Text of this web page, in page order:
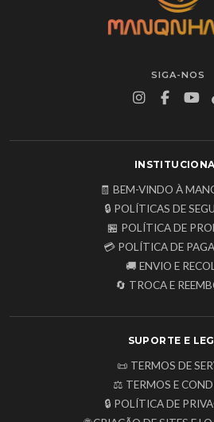
SIGA-NOS
🧾 BEM-VINDO À
🔒 POLÍTICAS DE
🏪 POLÍTICA DE
💳 POLÍTICA DE
🚚 ENVIO E
🔄 TROCA E
SUPORTE E
📜 TERMOS DE
⚖️ TERMOS E
🔒 POLÍTICA DE